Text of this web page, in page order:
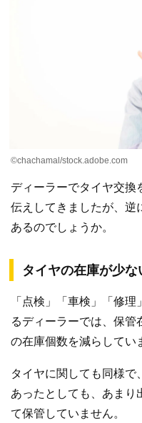
©chachamal/stock.adobe.com
ディーラーでタイヤ交換
伝えしてきましたが、逆
あるのでしょうか。
タイヤの在庫が少な
「点検」「車検」「修
るディーラーでは、保管
の在庫個数を減らしてい
タイヤに関しても同様で
あったとしても、あまり
て保管していません。